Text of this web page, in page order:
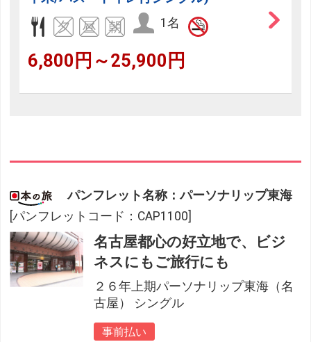
1名
6,800円～25,900円
パンフレット名称：パーソナリップ東海
[パンフレットコード：CAP1100]
名古屋都心の好立地で、ビジ
ネスにもご旅行にも
２６年上期パーソナリップ東海（名
古屋） シングル
事前払い